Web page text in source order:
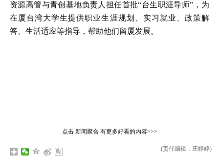
资源高管与青创基地负责人担任首批“台生职涯导师”，为
在厦台湾大学生提供职业生涯规划、实习就业、政策解
答、生活适应等指导，帮助他们留厦发展。
点击 新闻聚合有更多好看的内容>>>
(责任编辑：庄婷婷)